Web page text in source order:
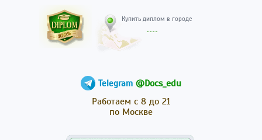
Telegram @Docs_edu
Работаем с 8 до 21
по Москве